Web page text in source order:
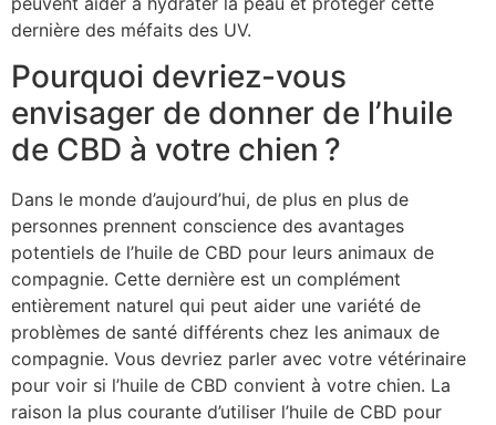
dernière des méfaits des UV.
Pourquoi devriez-vous
envisager de donner de l’huile
de CBD à votre chien ?
Dans le monde d’aujourd’hui, de plus en plus de
personnes prennent conscience des avantages
potentiels de l’huile de CBD pour leurs animaux de
compagnie. Cette dernière est un complément
entièrement naturel qui peut aider une variété de
problèmes de santé différents chez les animaux de
compagnie. Vous devriez parler avec votre vétérinaire
pour voir si l’huile de CBD convient à votre chien. La
raison la plus courante d’utiliser l’huile de CBD pour